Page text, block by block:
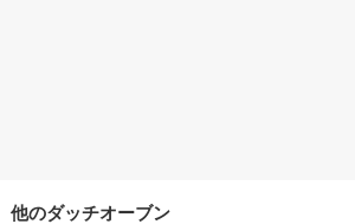
他のダッチオーブン